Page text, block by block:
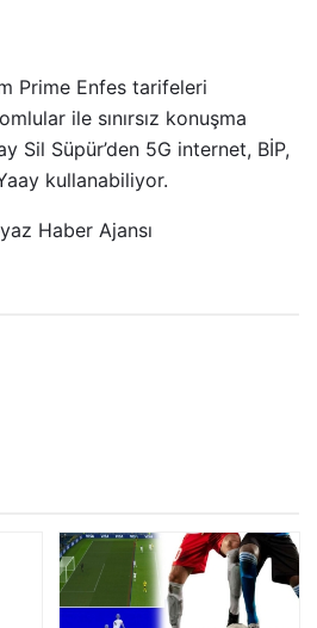
Prime Enfes tarifeleri
ile sınırsız konuşma
Sil Süpür’den 5G internet, BİP,
kullanabiliyor.
Haber Ajansı